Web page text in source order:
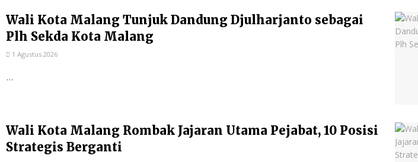
Wali Kota Malang Tunjuk Dandung Djulharjanto sebagai
Plh Sekda Kota Malang
1 Agustus 2026
...
Wali Kota Malang Rombak Jajaran Utama Pejabat, 10 Posisi
Strategis Berganti